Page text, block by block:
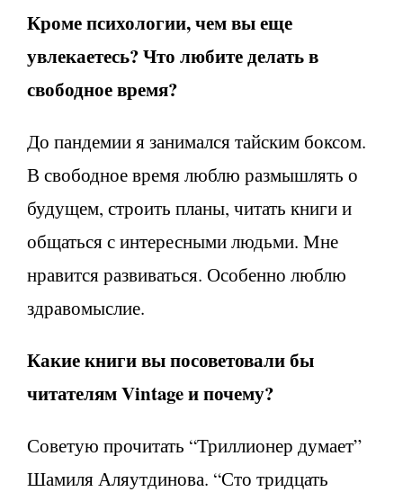
Кроме психологии, чем вы еще
увлекаетесь? Что любите делать в
свободное время?
До пандемии я занимался тайским боксом.
В свободное время люблю размышлять о
будущем, строить планы, читать книги и
общаться с интересными людьми. Мне
нравится развиваться. Особенно люблю
здравомыслие.
Какие книги вы посоветовали бы
читателям Vintage и почему?
Советую прочитать “Триллионер думает”
Шамиля Аляутдинова. “Сто тридцать